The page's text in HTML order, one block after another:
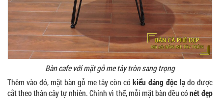
Bàn cafe với mặt gỗ me tây tròn sang trọng
Thêm vào đó, mặt bàn gỗ me tây còn cókiểu dáng độc lạdo được
cắt theo thân cây tự nhiên. Chính vì thế, mỗi mặt bàn đều cónét đẹp